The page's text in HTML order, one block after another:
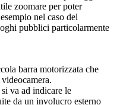
zoomare per poter
nel caso del
pubblici particolarmente
barra motorizzata che
va ad indicare le
da un involucro esterno